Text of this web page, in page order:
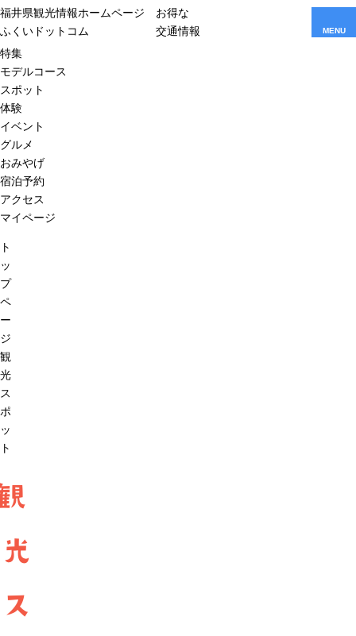
福井県観光情報ホームページ
ふくいドットコム
お得な
交通情報
MENU
特集
モデルコース
スポット
体験
イベント
グルメ
おみやげ
宿泊予約
アクセス
マイページ
ト
ッ
プ
ペ
ー
ジ
観
光
ス
ポ
ッ
ト
光
ス